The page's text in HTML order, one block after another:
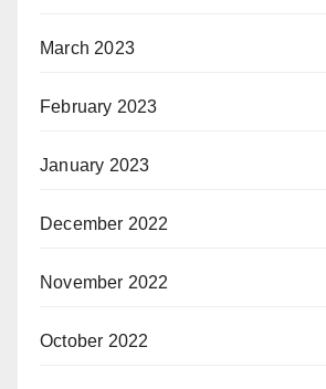
March 2023
February 2023
January 2023
December 2022
November 2022
October 2022